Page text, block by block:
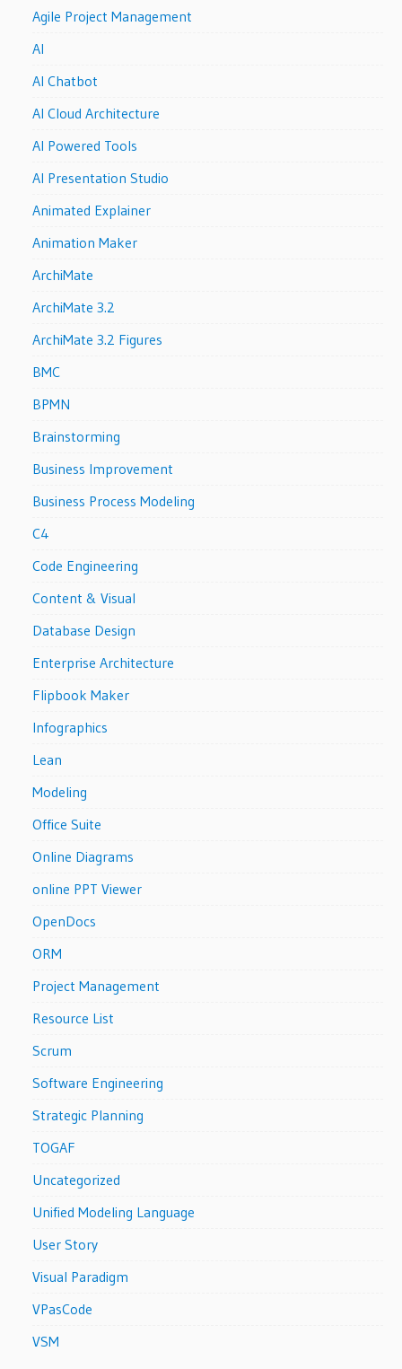
Agile Project Management
AI
AI Chatbot
AI Cloud Architecture
AI Powered Tools
AI Presentation Studio
Animated Explainer
Animation Maker
ArchiMate
ArchiMate 3.2
ArchiMate 3.2 Figures
BMC
BPMN
Brainstorming
Business Improvement
Business Process Modeling
C4
Code Engineering
Content & Visual
Database Design
Enterprise Architecture
Flipbook Maker
Infographics
Lean
Modeling
Office Suite
Online Diagrams
online PPT Viewer
OpenDocs
ORM
Project Management
Resource List
Scrum
Software Engineering
Strategic Planning
TOGAF
Uncategorized
Unified Modeling Language
User Story
Visual Paradigm
VPasCode
VSM